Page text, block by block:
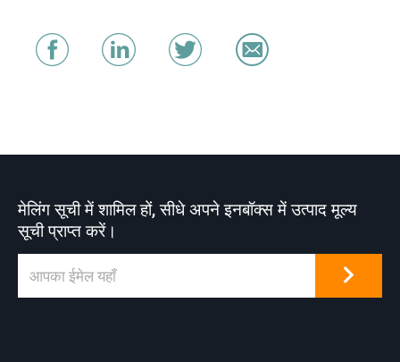
मेलिंग सूची में शामिल हों, सीधे अपने इनबॉक्स में उत्पाद मूल्य
सूची प्राप्त करें।